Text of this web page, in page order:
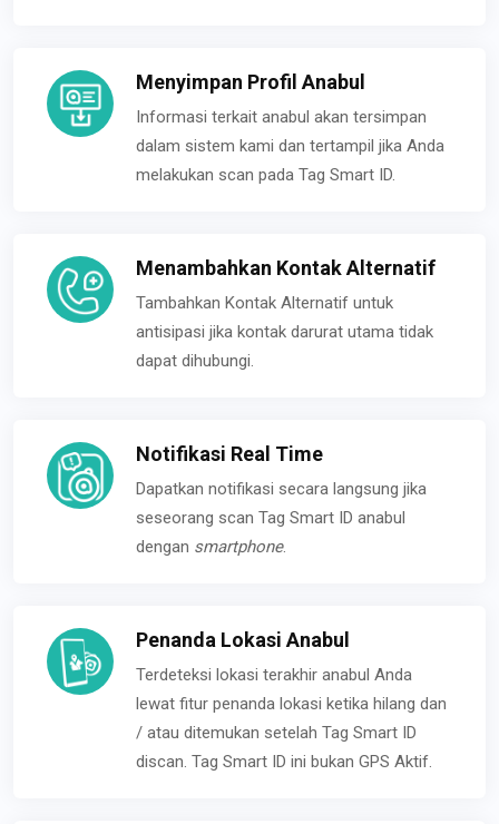
Menyimpan Profil Anabul
Informasi terkait anabul akan tersimpan
dalam sistem kami dan tertampil jika Anda
melakukan scan pada Tag Smart ID.
Menambahkan Kontak Alternatif
Tambahkan Kontak Alternatif untuk
antisipasi jika kontak darurat utama tidak
dapat dihubungi.
Notifikasi Real Time
Dapatkan notifikasi secara langsung jika
seseorang scan Tag Smart ID anabul
dengan smartphone.
Penanda Lokasi Anabul
Terdeteksi lokasi terakhir anabul Anda
lewat fitur penanda lokasi ketika hilang dan
/ atau ditemukan setelah Tag Smart ID
discan. Tag Smart ID ini bukan GPS Aktif.